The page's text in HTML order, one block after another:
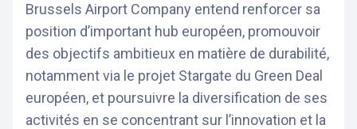
Brussels Airport Company entend renforcer sa
position d’important hub européen, promouvoir
des objectifs ambitieux en matière de durabilité,
notamment via le projet Stargate du Green Deal
européen, et poursuivre la diversification de ses
activités en se concentrant sur l’innovation et la